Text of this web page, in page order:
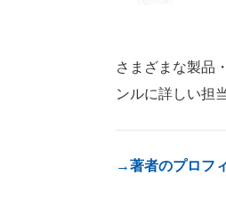
さまざまな製品
ンルに詳しい担
→著者のプロフ